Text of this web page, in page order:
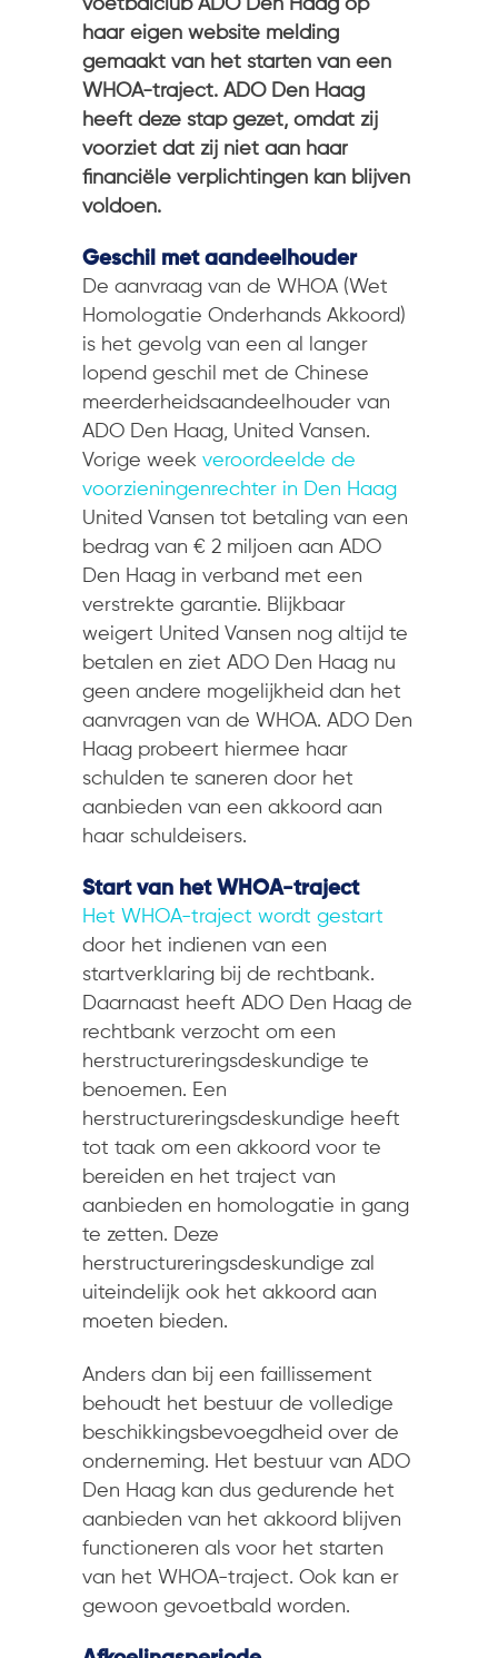
voetbalclub ADO Den Haag op
haar eigen website melding
gemaakt van het starten van een
WHOA-traject. ADO Den Haag
heeft deze stap gezet, omdat zij
voorziet dat zij niet aan haar
financiële verplichtingen kan blijven
voldoen.
Geschil met aandeelhouder
De aanvraag van de WHOA (Wet
Homologatie Onderhands Akkoord)
is het gevolg van een al langer
lopend geschil met de Chinese
meerderheidsaandeelhouder van
ADO Den Haag, United Vansen.
Vorige week veroordeelde de
voorzieningenrechter in Den Haag
United Vansen tot betaling van een
bedrag van € 2 miljoen aan ADO
Den Haag in verband met een
verstrekte garantie. Blijkbaar
weigert United Vansen nog altijd te
betalen en ziet ADO Den Haag nu
geen andere mogelijkheid dan het
aanvragen van de WHOA. ADO Den
Haag probeert hiermee haar
schulden te saneren door het
aanbieden van een akkoord aan
haar schuldeisers.
Start van het WHOA-traject
Het WHOA-traject wordt gestart
door het indienen van een
startverklaring bij de rechtbank.
Daarnaast heeft ADO Den Haag de
rechtbank verzocht om een
herstructureringsdeskundige te
benoemen. Een
herstructureringsdeskundige heeft
tot taak om een akkoord voor te
bereiden en het traject van
aanbieden en homologatie in gang
te zetten. Deze
herstructureringsdeskundige zal
uiteindelijk ook het akkoord aan
moeten bieden.
Anders dan bij een faillissement
behoudt het bestuur de volledige
beschikkingsbevoegdheid over de
onderneming. Het bestuur van ADO
Den Haag kan dus gedurende het
aanbieden van het akkoord blijven
functioneren als voor het starten
van het WHOA-traject. Ook kan er
gewoon gevoetbald worden.